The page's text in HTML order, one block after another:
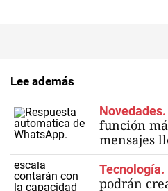
Lee además
Novedades.
función
mensajes
Tecnología.
podrán